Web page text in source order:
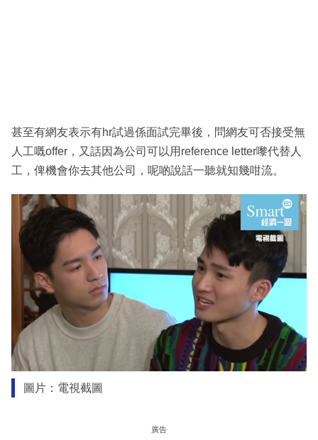
甚至有網友表示有hr試過係面試完畢後，問網友可否接受無
人工嘅offer，又話因為公司可以用reference letter嚟代替人
工，俾機會你去其他公司，呢啲說話一聽就知幾咁流。
圖片：電視截圖
廣告